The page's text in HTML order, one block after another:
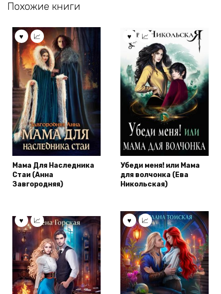
Похожие книги
Мама Для Наследника
Стаи (Анна
Завгородняя)
Убеди меня! или Мама
для волчонка (Ева
Никольская)